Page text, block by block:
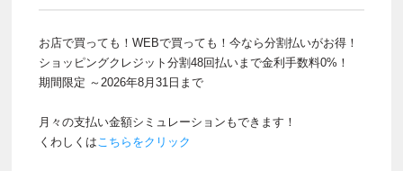
お店で買っても！WEBで買っても！今なら分割払いがお得！
ショッピングクレジット分割48回払いまで金利手数料0%！
期間限定 ～2026年8月31日まで
月々の支払い金額シミュレーションもできます！
くわしくはこちらをクリック